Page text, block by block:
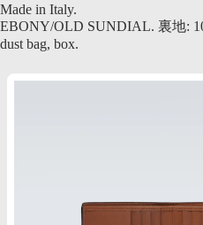
Made in Italy.
EBONY/OLD SUNDIAL. 裏地:
dust bag, box.